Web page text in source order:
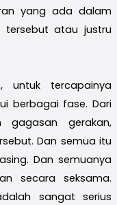
yang ada dalam
tersebut atau justru
untuk tercapainya
berbagai fase. Dari
gerakan,
Dan semua itu
Dan semuanya
secara seksama.
sangat serius